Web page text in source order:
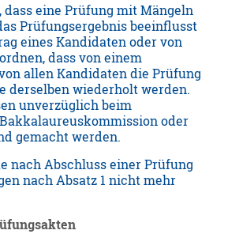
dass eine Prüfung mit Mängeln
Prüfungsergebnis beeinflusst
eines Kandidaten oder von
dass von einem
allen Kandidaten die Prüfung
derselben wiederholt werden.
unverzüglich beim
oder
gemacht werden.
nach Abschluss einer Prüfung
nach Absatz 1 nicht mehr